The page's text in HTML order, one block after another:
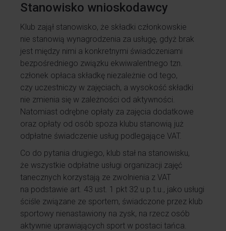
Stanowisko wnioskodawcy
Klub zajął stanowisko, że składki członkowskie
nie stanowią wynagrodzenia za usługę, gdyż brak
jest między nimi a konkretnymi świadczeniami
bezpośredniego związku ekwiwalentnego tzn.
członek opłaca składkę niezależnie od tego,
czy uczestniczy w zajęciach, a wysokość składki
nie zmienia się w zależności od aktywności.
Natomiast odrębne opłaty za zajęcia dodatkowe
oraz opłaty od osób spoza klubu stanowią już
odpłatne świadczenie usług podlegające VAT.
Co do pytania drugiego, klub stał na stanowisku,
że wszystkie odpłatne usługi organizacji zajęć
tanecznych korzystają ze zwolnienia z VAT
na podstawie art. 43 ust. 1 pkt 32 u.p.t.u., jako usługi
ściśle związane ze sportem, świadczone przez klub
sportowy nienastawiony na zysk, na rzecz osób
aktywnie uprawiających sport w postaci tańca.